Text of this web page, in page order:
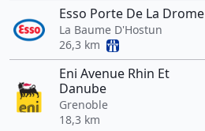
Esso Porte De La Drome
La Baume D'Hostun
26,3 km
Eni Avenue Rhin Et
Danube
Grenoble
18,3 km